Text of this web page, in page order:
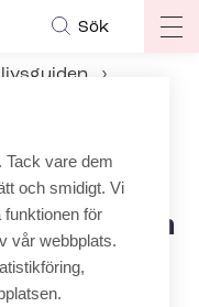
Sök
Per­so­nal­di­men­sio­ne­ring inom skolhälsovården och på rådgivningarna
inom
och på
Tack vare dem
och smidigt. Vi
för
vår webbplats.